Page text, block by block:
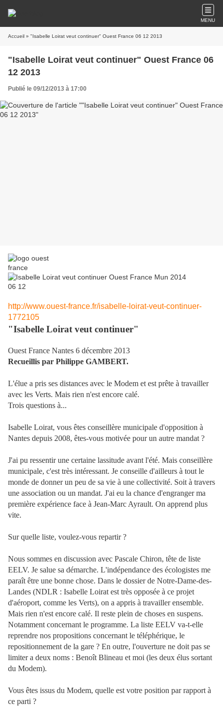
MENU
Accueil » "Isabelle Loirat veut continuer" Ouest France 06 12 2013
"Isabelle Loirat veut continuer" Ouest France 06
12 2013
Publié le 09/12/2013 à 17:00
http://www.ouest-france.fr/isabelle-loirat-veut-continuer-
1772105
"Isabelle Loirat veut continuer"
Ouest France Nantes 6 décembre 2013
Recueillis par Philippe GAMBERT.
L'élue a pris ses distances avec le Modem et est prête à travailler
avec les Verts. Mais rien n'est encore calé.
Trois questions à...
Isabelle Loirat, vous êtes conseillère municipale d'opposition à
Nantes depuis 2008, êtes-vous motivée pour un autre mandat ?
J'ai pu ressentir une certaine lassitude avant l'été. Mais conseillère
municipale, c'est très intéressant. Je conseille d'ailleurs à tout le
monde de donner un peu de sa vie à une collectivité. Soit à travers
une association ou un mandat. J'ai eu la chance d'engranger ma
première expérience face à Jean-Marc Ayrault. On apprend plus
vite.
Sur quelle liste, voulez-vous repartir ?
Nous sommes en discussion avec Pascale Chiron, tête de liste
EELV. Je salue sa démarche. L'indépendance des écologistes me
paraît être une bonne chose. Dans le dossier de Notre-Dame-des-
Landes (NDLR : Isabelle Loirat est très opposée à ce projet
d'aéroport, comme les Verts), on a appris à travailler ensemble.
Mais rien n'est encore calé. Il reste plein de choses en suspens.
Notamment concernant le programme. La liste EELV va-t-elle
reprendre nos propositions concernant le téléphérique, le
repositionnement de la gare ? En outre, l'ouverture ne doit pas se
limiter a deux noms : Benoît Blineau et moi (les deux élus sortant
du Modem).
Vous êtes issus du Modem, quelle est votre position par rapport à
ce parti ?